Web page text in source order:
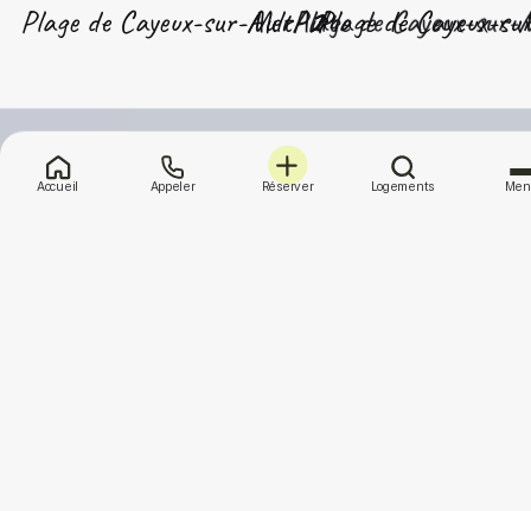
Accueil Appeler Réserver Logements
Ault
Plage de Cayeux-sur-Mer Plage de Cayeux-